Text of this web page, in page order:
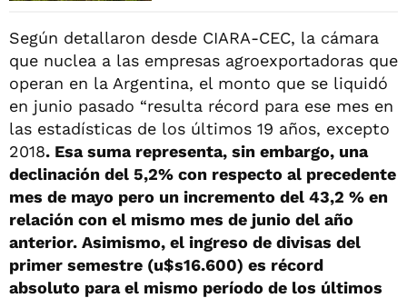
Según detallaron desde CIARA-CEC, la cámara
que nuclea a las empresas agroexportadoras que
operan en la Argentina, el monto que se liquidó
en junio pasado “resulta récord para ese mes en
las estadísticas de los últimos 19 años, excepto
2018. Esa suma representa, sin embargo, una
declinación del 5,2% con respecto al precedente
mes de mayo pero un incremento del 43,2 % en
relación con el mismo mes de junio del año
anterior. Asimismo, el ingreso de divisas del
primer semestre (u$s16.600) es récord
absoluto para el mismo período de los últimos